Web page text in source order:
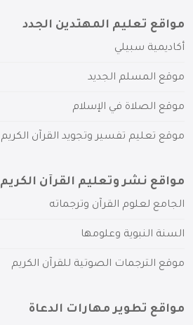
مواقع تعليم المهتدين الجدد
أكاديمية سبيلي
موقع المسلم الجديد
موقع الصلاة في الإسلام
موقع تعليم تفسير وتجويد القرآن الكريم
مواقع نشر وتعليم القرآن الكريم
الجامع لعلوم القرآن وترجماته
السنة النبوية وعلومها
موقع الترجمات الصوتية للقرآن الكريم
مواقع تطوير مهارات الدعاة